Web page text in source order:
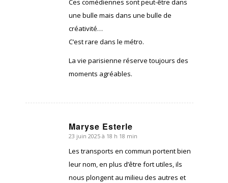
Ces comédiennes sont peut-être dans
une bulle mais dans une bulle de
créativité…
C’est rare dans le métro.
La vie parisienne réserve toujours des
moments agréables.
Maryse Esterle
dit
23 juin 2025 à 18 h 18 min
Les transports en commun portent bien
leur nom, en plus d’être fort utiles, ils
nous plongent au milieu des autres et